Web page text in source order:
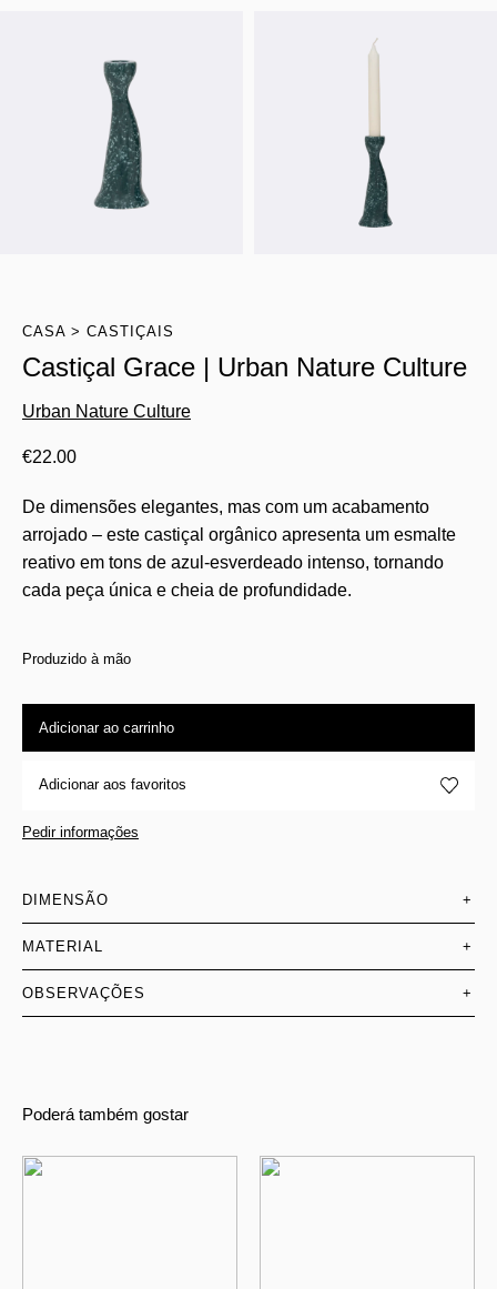
CASA CASTIÇAIS
Castiçal Grace | Urban Nature Culture
Urban Nature Culture
€22.00
De dimensões elegantes, mas com um acabamento
arrojado – este castiçal orgânico apresenta um esmalte
reativo em tons de azul-esverdeado intenso, tornando
cada peça única e cheia de profundidade.
Produzido à mão
Adicionar ao carrinho
Adicionar aos favoritos
Pedir informações
DIMENSÃO +
MATERIAL +
OBSERVAÇÕES +
Poderá também gostar